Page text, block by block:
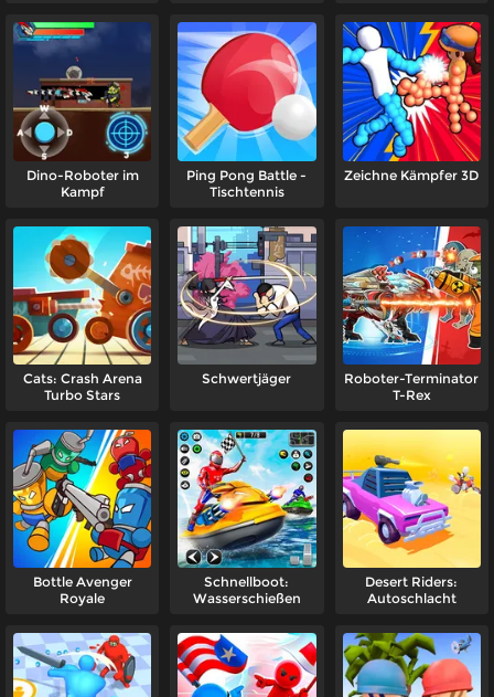
Dino-Roboter im
Kampf
Ping Pong Battle -
Tischtennis
Zeichne Kämpfer 3D
Cats: Crash Arena
Turbo Stars
Schwertjäger
Roboter-Terminator
T-Rex
Bottle Avenger
Royale
Schnellboot:
Wasserschießen
Desert Riders:
Autoschlacht